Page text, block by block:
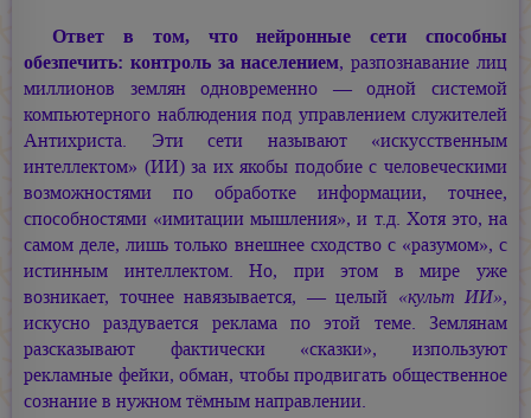
Ответ в том, что нейронные сети способны
обезпечить: контроль за населением, разпознавание лиц
миллионов землян одновременно — одной системой
компьютерного наблюдения под управлением служителей
Антихриста. Эти сети называют «искусственным
интеллектом» (ИИ) за их якобы подобие с человеческими
возможностями по обработке информации, точнее,
способностями «имитации мышления», и т.д. Хотя это, на
самом деле, лишь только внешнее сходство с «разумом», с
истинным интеллектом. Но, при этом в мире уже
возникает, точнее навязывается, — целый «культ ИИ»,
искусно раздувается реклама по этой теме. Землянам
разсказывают фактически «сказки», изпользуют
рекламные фейки, обман, чтобы продвигать общественное
сознание в нужном тёмным направлении.